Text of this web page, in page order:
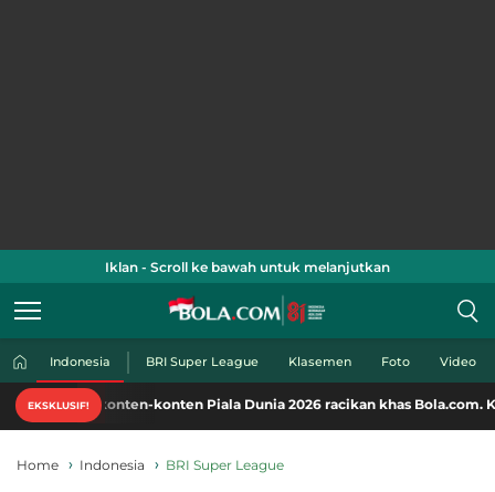
Iklan - Scroll ke bawah untuk melanjutkan
Indonesia BRI Super League Klasemen Foto Video
EKSKLUSIF!
konten Piala Dunia 2026 racikan khas Bola.com. Klik di sini!
Home Indonesia BRI Super League